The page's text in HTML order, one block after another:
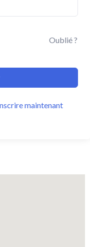
Oublié ?
maintenant